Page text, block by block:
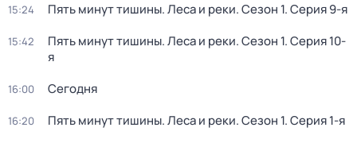
15:24 Пять минут тишины. Леса и реки. Сезон 1. Серия 9-я
15:42 Пять минут тишины. Леса и реки. Сезон 1. Серия 10-
я
16:00 Сегодня
16:20 Пять минут тишины. Леса и реки. Сезон 1. Серия 1-я